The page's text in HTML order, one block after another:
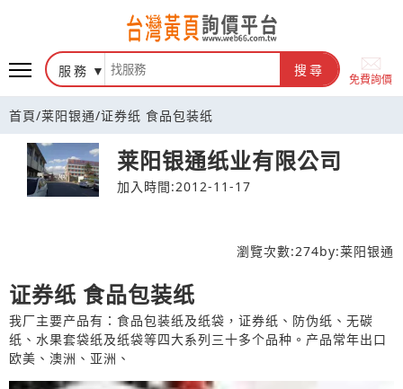
台灣黃頁詢價平台
服務 搜尋
免費詢價
首頁/莱阳银通/证券纸 食品包装纸
莱阳银通纸业有限公司
加入時間:2012-11-17
瀏覽次數:274by:莱阳银通
证券纸 食品包装纸
我厂主要产品有：食品包装纸及纸袋，证券纸、防伪纸、无碳
纸、水果套袋纸及纸袋等四大系列三十多个品种。产品常年出口
欧美、澳洲、亚洲、